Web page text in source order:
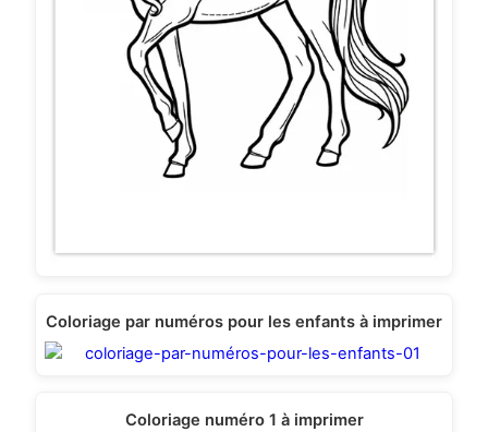
Coloriage par numéros pour les enfants à imprimer
Coloriage numéro 1 à imprimer